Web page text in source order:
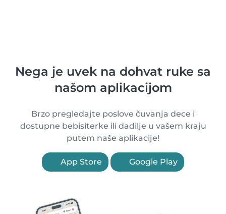
Nega je uvek na dohvat ruke sa
našom aplikacijom
Brzo pregledajte poslove čuvanja dece i
dostupne bebisiterke ili dadilje u vašem kraju
putem naše aplikacije!
App Store Google Play